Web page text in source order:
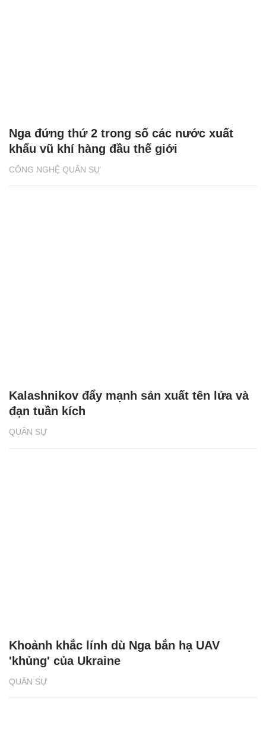
CÔNG NGHỆ QUÂN SỰ
Nga đứng thứ 2 trong số các nước xuất
khẩu vũ khí hàng đầu thế giới
QUÂN SỰ
Kalashnikov đẩy mạnh sản xuất tên lửa và
đạn tuần kích
QUÂN SỰ
Khoảnh khắc lính dù Nga bắn hạ UAV
'khủng' của Ukraine